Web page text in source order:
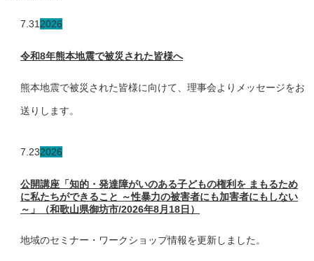
7.31 2026
令和8年熊本地震で被災された皆様へ
熊本地震で被災された皆様に向けて、理事会よりメッセージをお
送りします。
7.232026
公開講座「知的・発達障がいのある子どもの権利を まもるため
に私たちができること ～性暴力の被害者にも加害者にもしない
～」（和歌山県御坊市/2026年8月18日）
地域のセミナー・ワークショップ情報を更新しました。